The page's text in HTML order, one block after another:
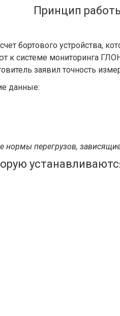
Принцип
бортового устройства,
к системе мониторинга
заявил точность
данные:
перегрузов,